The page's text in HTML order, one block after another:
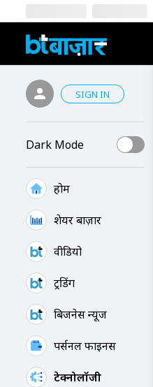
SIGN IN
Dark Mode
होम
शेयर बाज़ार
वीडियो
ट्रेंडिंग
बिजनेस न्यूज
पर्सनल फाइनेंस
टेक्नोलॉजी